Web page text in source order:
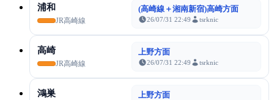
浦和
JR高崎線
(高崎線＋湘南新宿)高崎方面
26/07/31 22:49 tsrknic
高崎
JR高崎線
上野方面
26/07/31 22:49 tsrknic
鴻巣 上野方面